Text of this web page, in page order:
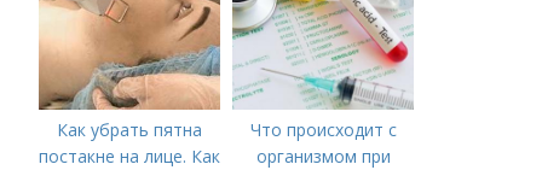
Как убрать пятна
постакне на лице. Как
Что происходит с
организмом при